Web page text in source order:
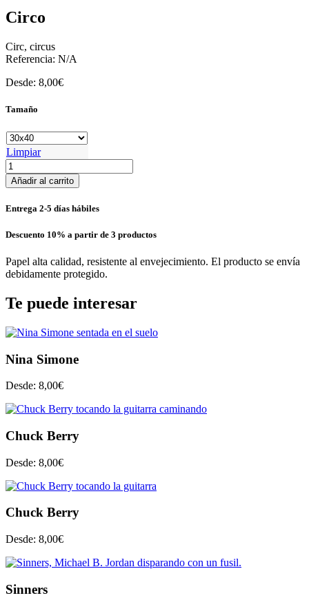
Circo
Circ, circus
Referencia: N/A
Desde: 8,00€
Tamaño
Limpiar
Circo
cantidad
Añadir al carrito
Entrega 2-5 días hábiles
Descuento 10% a partir de 3 productos
Papel alta calidad, resistente al envejecimiento. El producto se envía
debidamente protegido.
Te puede interesar
Nina Simone
Desde: 8,00€
Chuck Berry
Desde: 8,00€
Chuck Berry
Desde: 8,00€
Sinners